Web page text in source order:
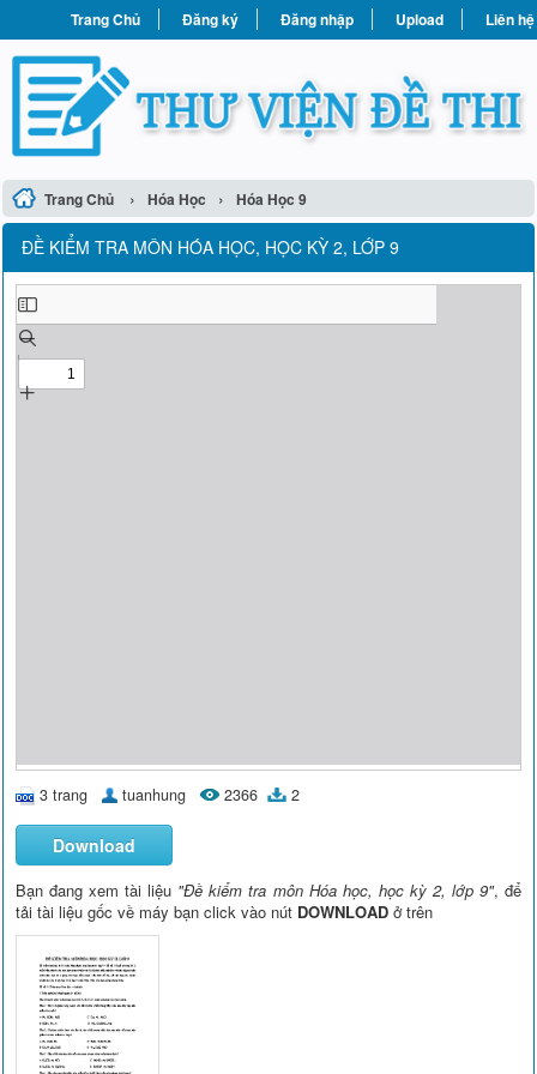
Trang Chủ Đăng ký Đăng nhập Upload Liên hệ
Trang Chủ › Hóa Học › Hóa Học 9
ĐỀ KIỂM TRA MÔN HÓA HỌC, HỌC KỲ 2, LỚP 9
3 trang tuanhung 2366 2
Download
Bạn đang xem tài liệu "Đề kiểm tra môn Hóa học, học kỳ 2, lớp 9", để
tải tài liệu gốc về máy bạn click vào nút DOWNLOAD ở trên